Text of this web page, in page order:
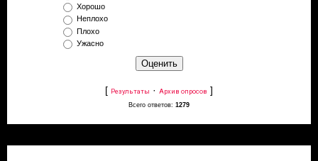
Хорошо
Неплохо
Плохо
Ужасно
[ Результаты · Архив опросов ]
Всего ответов: 1279